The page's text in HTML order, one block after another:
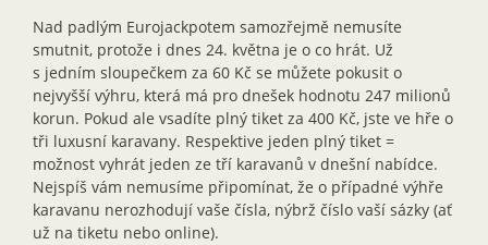
Nad padlým Eurojackpotem samozřejmě nemusíte
smutnit, protože i dnes 24. května je o co hrát. Už
s jedním sloupečkem za 60 Kč se můžete pokusit o
nejvyšší výhru, která má pro dnešek hodnotu 247 milionů
korun. Pokud ale vsadíte plný tiket za 400 Kč, jste ve hře o
tři luxusní karavany. Respektive jeden plný tiket =
možnost vyhrát jeden ze tří karavanů v dnešní nabídce.
Nejspíš vám nemusíme připomínat, že o případné výhře
karavanu nerozhodují vaše čísla, nýbrž číslo vaší sázky (ať
už na tiketu nebo online).